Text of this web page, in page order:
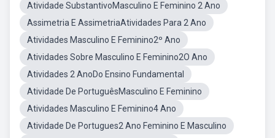
Atividade SubstantivoMasculino E Feminino 2 Ano
Assimetria E AssimetriaAtividades Para 2 Ano
Atividades Masculino E Feminino2º Ano
Atividades Sobre Masculino E Feminino2O Ano
Atividades 2 AnoDo Ensino Fundamental
Atividade De PortuguêsMasculino E Feminino
Atividades Masculino E Feminino4 Ano
Atividade De Portugues2 Ano Feminino E Masculino